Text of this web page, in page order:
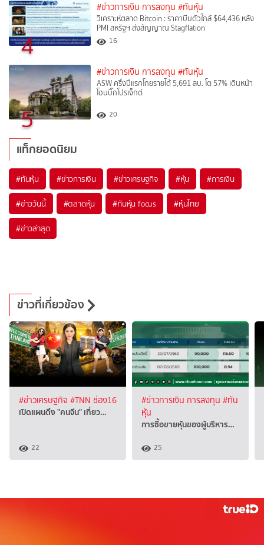
4
#ข่าวการเงิน การลงทุน #ทันหุ้น
วิเคราะห์ตลาด Bitcoin : ราคาบีบตัวใกล้ $64,436 หลัง
PMI สหรัฐฯ ส่งสัญญาณ Stagflation
16
5
#ข่าวการเงิน การลงทุน #ทันหุ้น
ASW ครึ่งปีแรกโกยรายได้ 5,691 ลบ. โต 57% เดินหน้า
โอนบิ๊กโปรเจ็กต์
20
แท็กยอดนิยม
#ทันหุ้น #ข่าวการเงิน #ข่าวเศรษฐกิจ #หุ้น #การเงิน
#ข่าววันนี้ #ตลาดหุ้น #ทันหุ้น focus #หุ้นไทย
#ข่าวล่าสุด
ข่าวที่เกี่ยวข้อง
#ข่าวเศรษฐกิจ #TNN ช่อง16
เปิดแผนดึง "คนจีน" เที่ยว…
22
#ข่าวการเงิน การลงทุน #ทัน
หุ้น
การซื้อขายหุ้นของผู้บริหาร…
25